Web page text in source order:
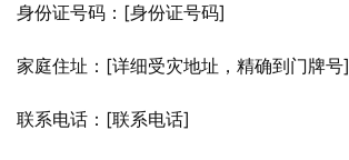
身份证号码：[身份证号码]
家庭住址：[详细受灾地址，精确到门牌号]
联系电话：[联系电话]